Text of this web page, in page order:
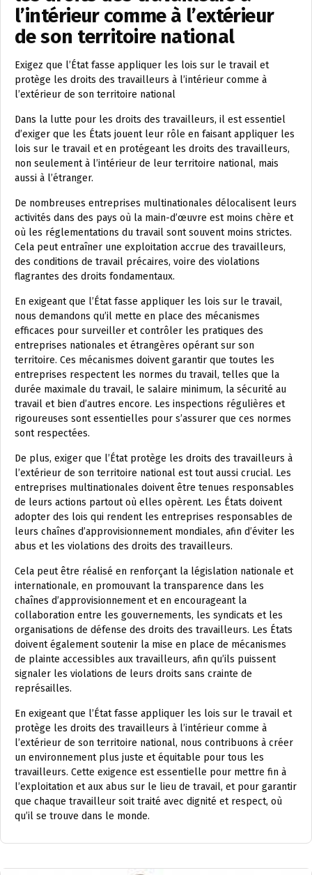
l’intérieur comme à l’extérieur
de son territoire national
Exigez que l’État fasse appliquer les lois sur le travail et
protège les droits des travailleurs à l’intérieur comme à
l’extérieur de son territoire national
Dans la lutte pour les droits des travailleurs, il est essentiel
d’exiger que les États jouent leur rôle en faisant appliquer les
lois sur le travail et en protégeant les droits des travailleurs,
non seulement à l’intérieur de leur territoire national, mais
aussi à l’étranger.
De nombreuses entreprises multinationales délocalisent leurs
activités dans des pays où la main-d’œuvre est moins chère et
où les réglementations du travail sont souvent moins strictes.
Cela peut entraîner une exploitation accrue des travailleurs,
des conditions de travail précaires, voire des violations
flagrantes des droits fondamentaux.
En exigeant que l’État fasse appliquer les lois sur le travail,
nous demandons qu’il mette en place des mécanismes
efficaces pour surveiller et contrôler les pratiques des
entreprises nationales et étrangères opérant sur son
territoire. Ces mécanismes doivent garantir que toutes les
entreprises respectent les normes du travail, telles que la
durée maximale du travail, le salaire minimum, la sécurité au
travail et bien d’autres encore. Les inspections régulières et
rigoureuses sont essentielles pour s’assurer que ces normes
sont respectées.
De plus, exiger que l’État protège les droits des travailleurs à
l’extérieur de son territoire national est tout aussi crucial. Les
entreprises multinationales doivent être tenues responsables
de leurs actions partout où elles opèrent. Les États doivent
adopter des lois qui rendent les entreprises responsables de
leurs chaînes d’approvisionnement mondiales, afin d’éviter les
abus et les violations des droits des travailleurs.
Cela peut être réalisé en renforçant la législation nationale et
internationale, en promouvant la transparence dans les
chaînes d’approvisionnement et en encourageant la
collaboration entre les gouvernements, les syndicats et les
organisations de défense des droits des travailleurs. Les États
doivent également soutenir la mise en place de mécanismes
de plainte accessibles aux travailleurs, afin qu’ils puissent
signaler les violations de leurs droits sans crainte de
représailles.
En exigeant que l’État fasse appliquer les lois sur le travail et
protège les droits des travailleurs à l’intérieur comme à
l’extérieur de son territoire national, nous contribuons à créer
un environnement plus juste et équitable pour tous les
travailleurs. Cette exigence est essentielle pour mettre fin à
l’exploitation et aux abus sur le lieu de travail, et pour garantir
que chaque travailleur soit traité avec dignité et respect, où
qu’il se trouve dans le monde.